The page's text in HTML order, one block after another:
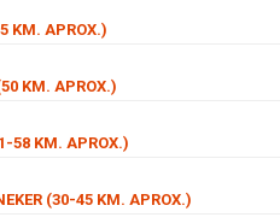
KM. APROX.)
KM. APROX.)
58 KM. APROX.)
(30-45 KM. APROX.)